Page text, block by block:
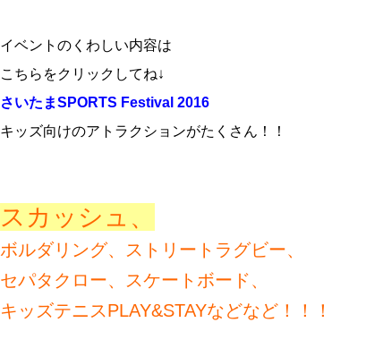
イベントのくわしい内容は
こちらをクリックしてね↓
さいたまSPORTS Festival 2016
キッズ向けのアトラクションがたくさん！！
スカッシュ、
ボルダリング、ストリートラグビー、
セパタクロー、
スケートボード、
キッズテニスPLAY&STAYなどなど！！！